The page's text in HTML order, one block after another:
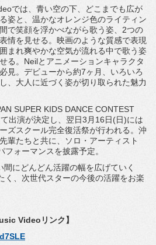
では、青い空の下、どこまでも広が
姿と、温かなオレンジ色のライティン
で笑顔を浮かべながら歌う姿、2つの
情を見せる。映画のような質感で表現
まれ爽やかな空気が流れる中で歌う姿
る。Neilとアニメーションキャラクタ
見。デビューから約7ヶ月、いろいろ
、大人に近づく姿が切り取られた魅力
SUPER KIDS DANCE CONTEST
出演が決定し、翌日3月16日(日)には
ズスクール完全復活祭が行われる。沖
輩たちと共に、ソロ・アーティスト
ォーマンスを披露予定。
にどんどん活躍の幅を広げていく
く、次世代スターの今後の活躍をお楽
Videoリンク】